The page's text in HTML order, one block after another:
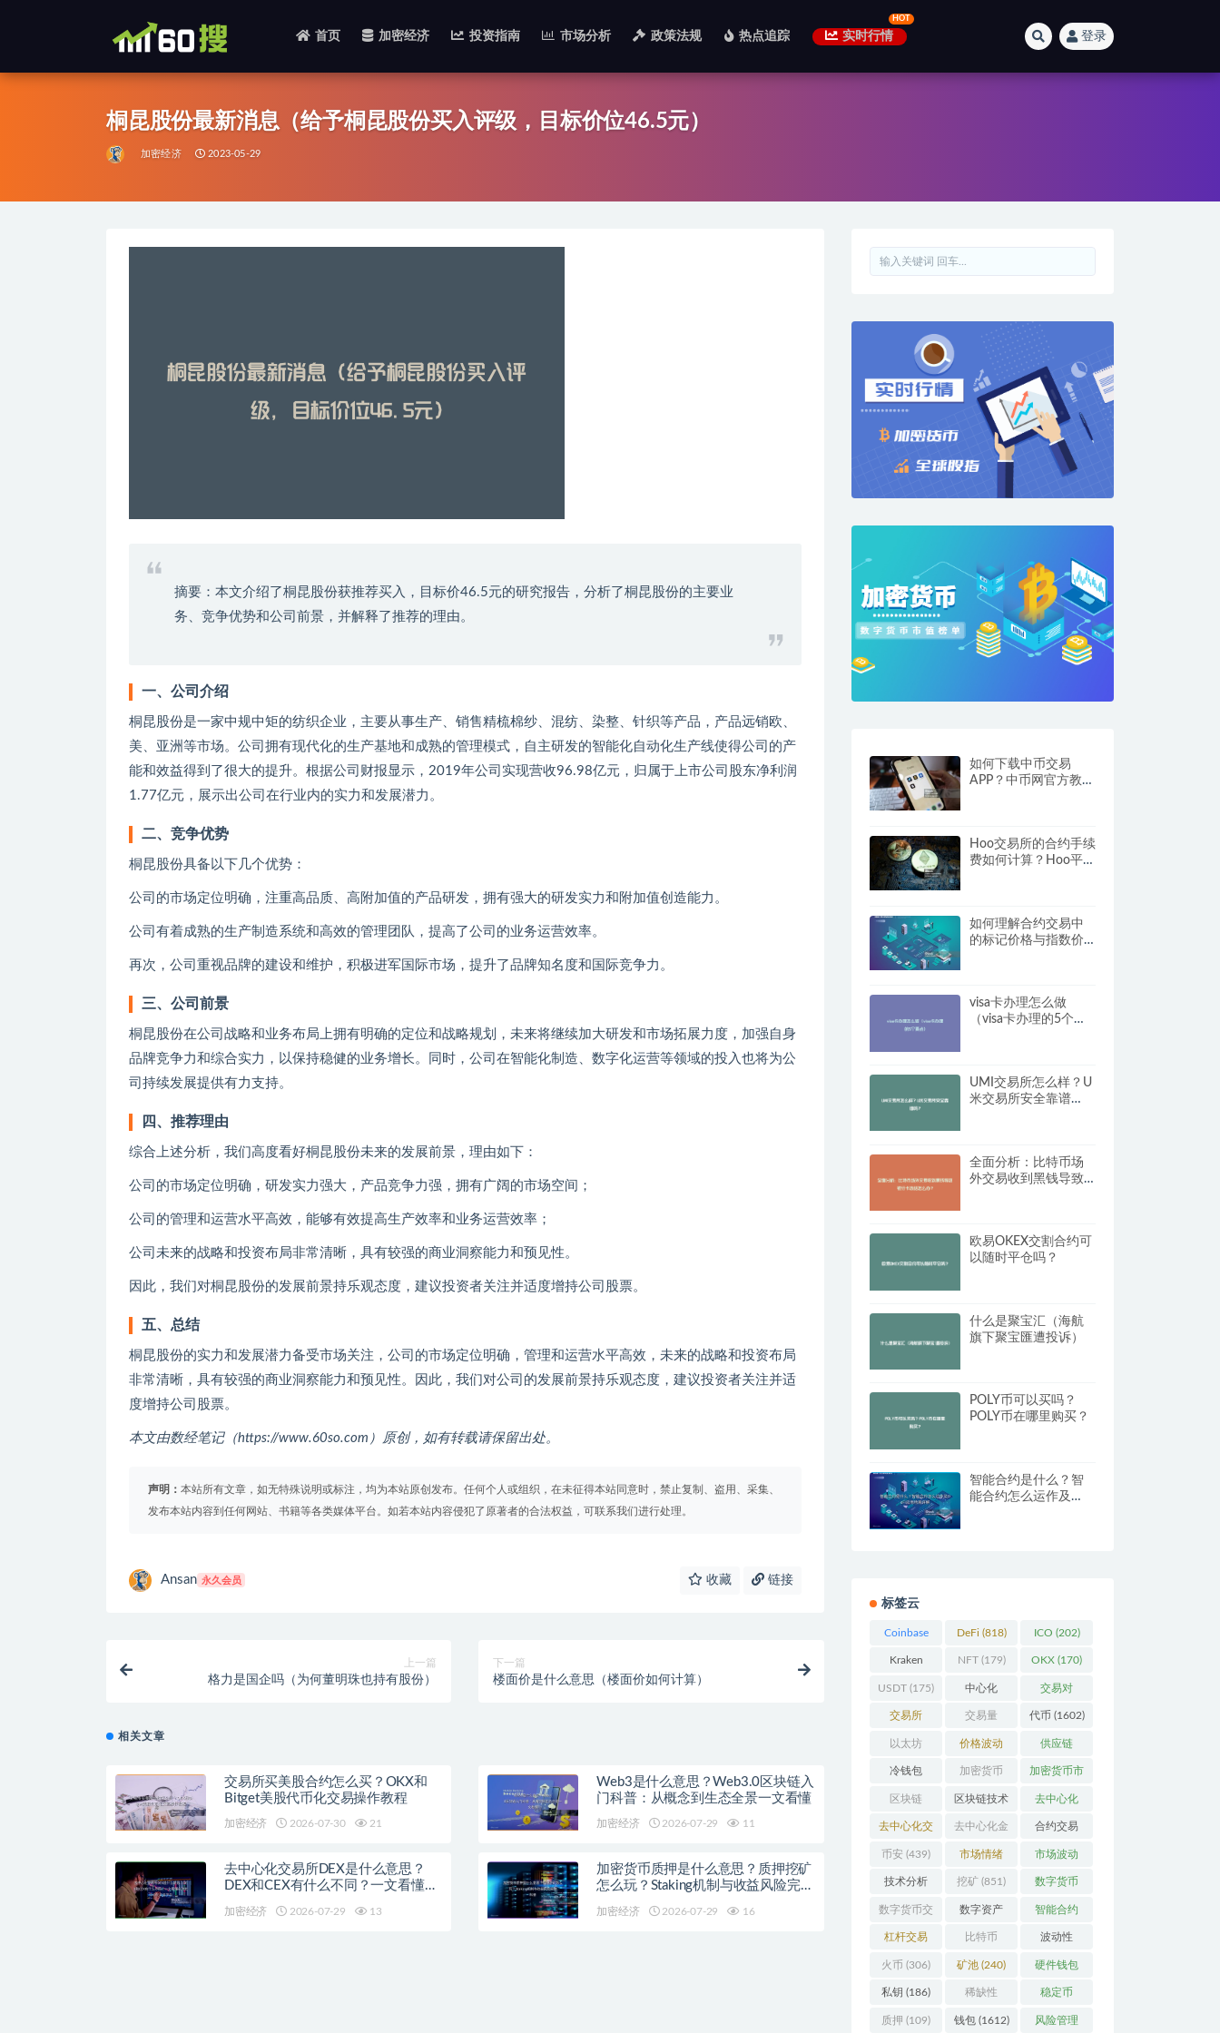
首页 加密经济 投资指南 市场分析 政策法规 热点追踪 实时行情 登录
桐昆股份最新消息（给予桐昆股份买入评级，目标价位46.5元）
加密经济 2023-05-29
摘要：本文介绍了桐昆股份获推荐买入，目标价46.5元的研究报告，分析了桐昆股份的主要业
务、竞争优势和公司前景，并解释了推荐的理由。
一、公司介绍
桐昆股份是一家中规中矩的纺织企业，主要从事生产、销售精梳棉纱、混纺、染整、针织等产品，产品远销欧、
美、亚洲等市场。公司拥有现代化的生产基地和成熟的管理模式，自主研发的智能化自动化生产线使得公司的产
能和效益得到了很大的提升。根据公司财报显示，2019年公司实现营收96.98亿元，归属于上市公司股东净利润
1.77亿元，展示出公司在行业内的实力和发展潜力。
二、竞争优势
桐昆股份具备以下几个优势：
公司的市场定位明确，注重高品质、高附加值的产品研发，拥有强大的研发实力和附加值创造能力。
公司有着成熟的生产制造系统和高效的管理团队，提高了公司的业务运营效率。
再次，公司重视品牌的建设和维护，积极进军国际市场，提升了品牌知名度和国际竞争力。
三、公司前景
桐昆股份在公司战略和业务布局上拥有明确的定位和战略规划，未来将继续加大研发和市场拓展力度，加强自身
品牌竞争力和综合实力，以保持稳健的业务增长。同时，公司在智能化制造、数字化运营等领域的投入也将为公
司持续发展提供有力支持。
四、推荐理由
综合上述分析，我们高度看好桐昆股份未来的发展前景，理由如下：
公司的市场定位明确，研发实力强大，产品竞争力强，拥有广阔的市场空间；
公司的管理和运营水平高效，能够有效提高生产效率和业务运营效率；
公司未来的战略和投资布局非常清晰，具有较强的商业洞察能力和预见性。
因此，我们对桐昆股份的发展前景持乐观态度，建议投资者关注并适度增持公司股票。
五、总结
桐昆股份的实力和发展潜力备受市场关注，公司的市场定位明确，管理和运营水平高效，未来的战略和投资布局
非常清晰，具有较强的商业洞察能力和预见性。因此，我们对公司的发展前景持乐观态度，建议投资者关注并适
度增持公司股票。
本文由数经笔记（https://www.60so.com）原创，如有转载请保留出处。
声明： 本站所有文章，如无特殊说明或标注，均为本站原创发布。任何个人或组织，在未征得本站同意时，禁止复制、盗用、采集、
发布本站内容到任何网站、书籍等各类媒体平台。如若本站内容侵犯了原著者的合法权益，可联系我们进行处理。
Ansan 永久会员 收藏 链接
上一篇
格力是国企吗（为何董明珠也持有股份）
下一篇
楼面价是什么意思（楼面价如何计算）
相关文章
交易所买美股合约怎么买？OKX和
Bitget美股代币化交易操作教程
加密经济 2026-07-30 21
Web3是什么意思？Web3.0区块链入
门科普：从概念到生态全景一文看懂
加密经济 2026-07-29 11
去中心化交易所DEX是什么意思？
DEX和CEX有什么不同？一文看懂主
加密经济 2026-07-29 13
加密货币质押是什么意思？质押挖矿
怎么玩？Staking机制与收益风险完整
加密经济 2026-07-29 16
如何下载中币交易
APP？中币网官方教程
Hoo交易所的合约手续
费如何计算？Hoo平台
如何理解合约交易中
的标记价格与指数价
visa卡办理怎么做
（visa卡办理的5个要
UMI交易所怎么样？U
米交易所安全靠谱
全面分析：比特币场
外交易收到黑钱导致
欧易OKEX交割合约可
以随时平仓吗？
什么是聚宝汇（海航
旗下聚宝匯遭投诉）
POLY币可以买吗？
POLY币在哪里购买？
智能合约是什么？智
能合约怎么运作及
标签云
Coinbase
(206)
DeFi (818) ICO (202)
Kraken
(104)
NFT(179) OKX (170)
USDT (175) 中心化
(3923)
交易对
(359)
交易所
(2164)
交易量
(246)
代币 (1602)
以太坊
(742)
价格波动
(630)
供应链
(118)
冷钱包
(175)
加密货币
(5442)
加密货币市
场(701)
区块链
(4599)
区块链技术
(528)
去中心化
(4087)
去中心化交
易所 (196)
去中心化金
融(111)
合约交易
(182)
币安 (439) 市场情绪
(337)
市场波动
(279)
技术分析
(148)
挖矿 (851) 数字货币
(8679)
数字货币交
易(150)
数字资产
(286)
智能合约
(532)
杠杆交易
(231)
比特币
(2378)
波动性
(352)
火币 (306) 矿池 (240) 硬件钱包
(170)
私钥 (186) 稀缺性
(193)
稳定币
(112)
质押 (109) 钱包(1612) 风险管理